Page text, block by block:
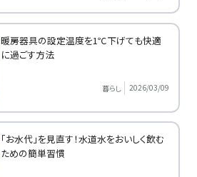
暖房器具の設定温度を1℃下げても快適
に過ごす方法
暮らし 2026/03/09
「お水代」を見直す！水道水をおいしく飲む
ための簡単習慣